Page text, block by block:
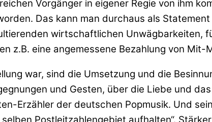
Vorgänger in eigener Regie von ihm
Das kann man durchaus als
wirtschaftlichen Unwägbarkeiten,
z.B. eine angemessene Bezahlung von Mit-
war, sind die Umsetzung und die
und Gesten, über die Liebe und
Erzähler der deutschen Popmusik. Und
Postleitzahlengebiet aufhalten“.